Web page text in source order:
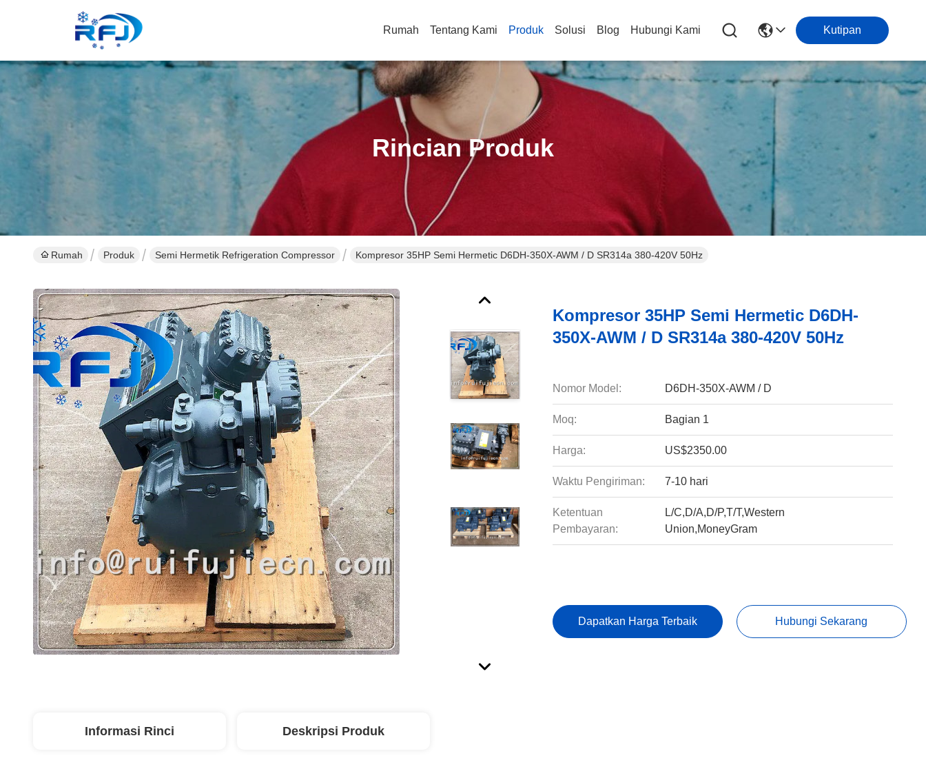
Rumah Tentang Kami Produk Solusi Blog Hubungi Kami Kutipan
Rincian Produk
Rumah Produk Semi Hermetik Refrigeration Compressor Kompresor 35HP Semi Hermetic D6DH-350X-AWM / D SR314a 380-420V 50Hz
Kompresor 35HP Semi Hermetic D6DH-
350X-AWM / D SR314a 380-420V 50Hz
Nomor Model: D6DH-350X-AWM / D
Moq: Bagian 1
Harga: US$2350.00
Waktu Pengiriman: 7-10 hari
Ketentuan
Pembayaran:
L/C,D/A,D/P,T/T,Western
Union,MoneyGram
Dapatkan Harga Terbaik Hubungi Sekarang
Informasi Rinci Deskripsi Produk